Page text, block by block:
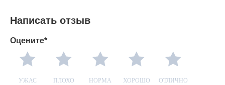
Написать отзыв
Оцените*
УЖАС ПЛОХО НОРМА ХОРОШО ОТЛИЧНО